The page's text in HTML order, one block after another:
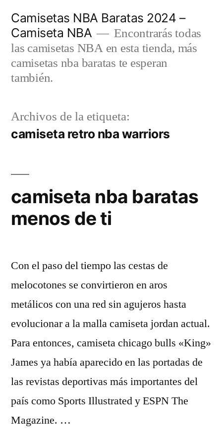
contenido
Camisetas NBA Baratas 2024 –
Camiseta NBA
Encontrarás todas
las camisetas NBA en esta tienda, más
camisetas nba baratas te esperan
también.
Archivos de la etiqueta:
camiseta retro nba warriors
camiseta nba baratas
menos de ti
Con el paso del tiempo las cestas de
melocotones se convirtieron en aros
metálicos con una red sin agujeros hasta
evolucionar a la malla camiseta jordan actual.
Para entonces, camiseta chicago bulls «King»
James ya había aparecido en las portadas de
las revistas deportivas más importantes del
país como Sports Illustrated y ESPN The
Magazine. …